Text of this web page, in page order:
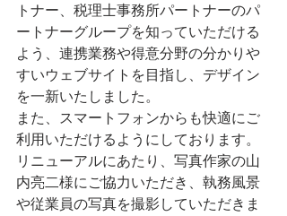
トナー、税理士事務所パートナーのパ
ートナーグループを知っていただける
よう、連携業務や得意分野の分かりや
すいウェブサイトを目指し、デザイン
を一新いたしました。
また、スマートフォンからも快適にご
利用いただけるようにしております。
リニューアルにあたり、写真作家の山
内亮二様にご協力いただき、執務風景
や従業員の写真を撮影していただきま